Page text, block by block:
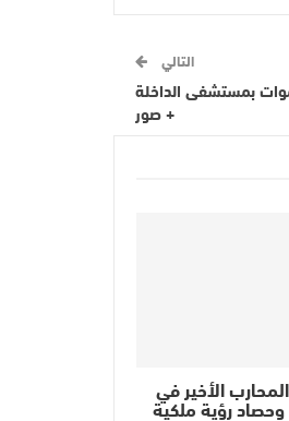
التالي
بمستشفى الداخلة
+ صور
الأخير في
وحصاد رؤية ملكية